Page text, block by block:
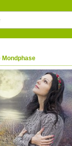
Mondphase